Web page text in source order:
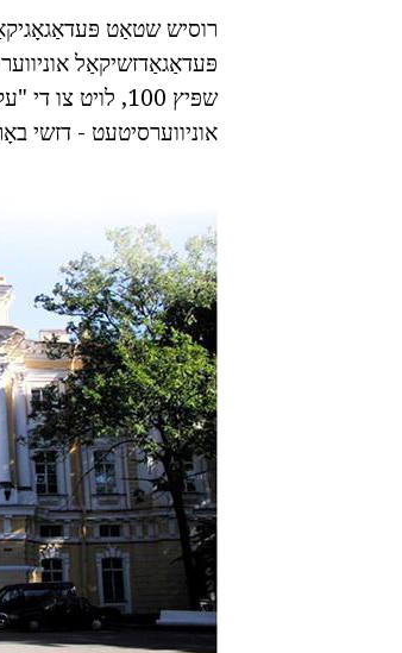
רוסיש שטאַט
פּעדאַגאַדזשיקאַל
שפּיץ 100, לויט צו די "עקספּערט" זשורנאַל מיינונג.
אוניווערסיטעט - דזשי